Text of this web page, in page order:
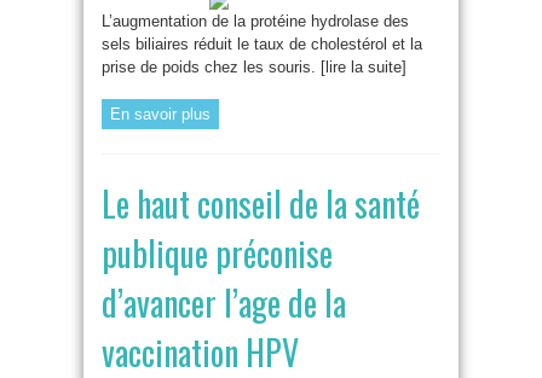
L’augmentation de la protéine hydrolase des
sels biliaires réduit le taux de cholestérol et la
prise de poids chez les souris. [lire la suite]
En savoir plus
Le haut conseil de la santé
publique préconise
d’avancer l’age de la
vaccination HPV